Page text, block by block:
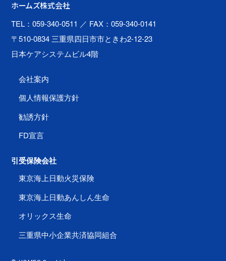
ホームズ株式会社
TEL：059-340-0511 ／ FAX：059-340-0141
〒510-0834 三重県四日市市ときわ2-12-23
日本ケアシステムビル4階
会社案内
個人情報保護方針
勧誘方針
FD宣言
引受保険会社
東京海上日動火災保険
東京海上日動あんしん生命
オリックス生命
三重県中小企業共済協同組合